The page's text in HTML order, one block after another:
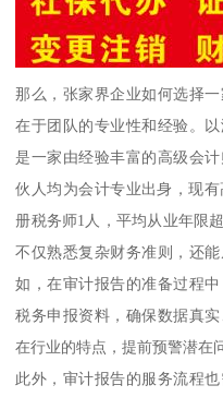
那么，张家界企业如何选择
在于团队的专业性和经验。
是一家由经验丰富的高级会
伙人均为会计专业出身，现
册税务师1人，平均从业年限
不仅熟悉复杂财务准则，还
如，在审计报告的准备过程
税务申报资料，确保数据真
在行业的特点，提前预警潜在
此外，审计报告的服务流程